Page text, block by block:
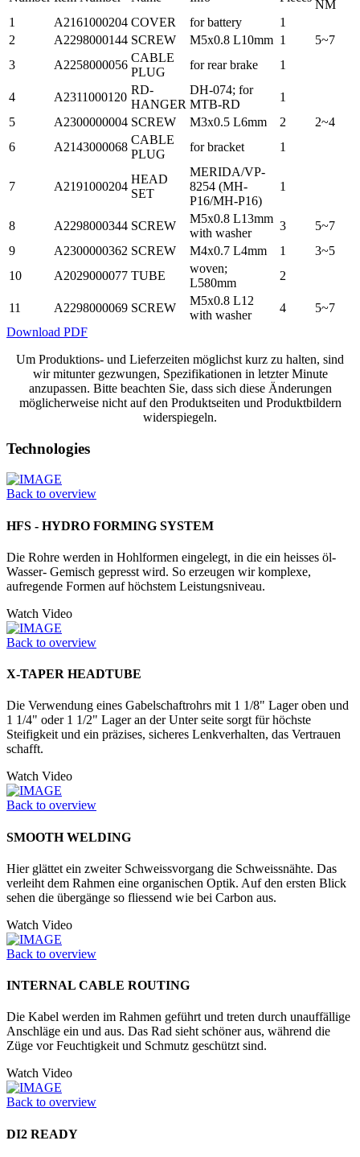
NM
1
A2161000204 COVER for battery
1
2
A2298000144 SCREW M5x0.8 L10mm 1
5~7
3
A2258000056
CABLE
PLUG
for rear brake 1
4 A2311000120
RD-
HANGER
DH-074; for
MTB-RD
1
5
A2300000004 SCREW M3x0.5 L6mm 2
2~4
6
A2143000068
CABLE
PLUG
for bracket 1
7 A2191000204
HEAD
SET
MERIDA/VP-
8254 (MH-
P16/MH-P16)
1
8 A2298000344 SCREW
M5x0.8 L13mm
with washer
3
5~7
9
A2300000362 SCREW M4x0.7 L4mm 1
3~5
10
A2029000077 TUBE
woven;
L580mm
2
11 A2298000069 SCREW
M5x0.8 L12
with washer
4
5~7
Download PDF
Um Produktions- und Lieferzeiten möglichst kurz zu halten, sind
wir mitunter gezwungen, Spezifikationen in letzter Minute
anzupassen. Bitte beachten Sie, dass sich diese Änderungen
möglicherweise nicht auf den Produktseiten und Produktbildern
widerspiegeln.
Technologies
Back to overview
HFS - HYDRO FORMING SYSTEM
Die Rohre werden in Hohlformen eingelegt, in die ein heisses öl-
Wasser- Gemisch gepresst wird. So erzeugen wir komplexe,
aufregende Formen auf höchstem Leistungsniveau.
Watch Video
Back to overview
X-TAPER HEADTUBE
Die Verwendung eines Gabelschaftrohrs mit 1 1/8" Lager oben und
1 1/4" oder 1 1/2" Lager an der Unter seite sorgt für höchste
Steifigkeit und ein präzises, sicheres Lenkverhalten, das Vertrauen
schafft.
Watch Video
Back to overview
SMOOTH WELDING
Hier glättet ein zweiter Schweissvorgang die Schweissnähte. Das
verleiht dem Rahmen eine organischen Optik. Auf den ersten Blick
sehen die übergänge so fliessend wie bei Carbon aus.
Watch Video
Back to overview
INTERNAL CABLE ROUTING
Die Kabel werden im Rahmen geführt und treten durch unauffällige
Anschläge ein und aus. Das Rad sieht schöner aus, während die
Züge vor Feuchtigkeit und Schmutz geschützt sind.
Watch Video
Back to overview
DI2 READY